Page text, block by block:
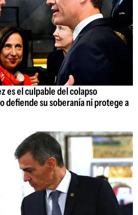
es el culpable del colapso
defiende su soberanía ni protege a